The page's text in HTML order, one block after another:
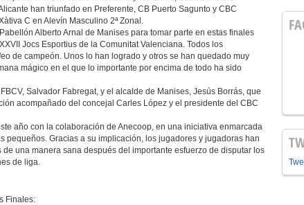
han triunfado en Preferente, CB Puerto Sagunto y CBC
C en Alevín Masculino 2ª Zonal.
Alberto Arnal de Manises para tomar parte en estas finales
Jocs Esportius de la Comunitat Valenciana. Todos los
de campeón. Unos lo han logrado y otros se han quedado muy
mágico en el que lo importante por encima de todo ha sido
Salvador Fabregat, y el alcalde de Manises, Jesús Borrás, que
acompañado del concejal Carles López y el presidente del CBC
año con la colaboración de Anecoop, en una iniciativa enmarcada
pequeños. Gracias a su implicación, los jugadores y jugadoras han
una manera sana después del importante esfuerzo de disputar los
de liga.
Finales: